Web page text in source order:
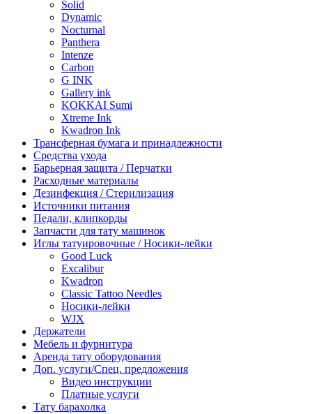
Solid
Dynamic
Nocturnal
Panthera
Intenze
Carbon
G INK
Gallery ink
KOKKAI Sumi
Xtreme Ink
Kwadron Ink
Трансферная бумага и принадлежности
Средства ухода
Барьерная защита / Перчатки
Расходные материалы
Дезинфекция / Стерилизация
Источники питания
Педали, клипкорды
Запчасти для тату машинок
Иглы татуировочные / Носики-лейки
Good Luck
Excalibur
Kwadron
Classic Tattoo Needles
Носики-лейки
WJX
Держатели
Мебель и фурнитура
Аренда тату оборудования
Доп. услуги/Спец. предложения
Видео инструкции
Платные услуги
Тату барахолка